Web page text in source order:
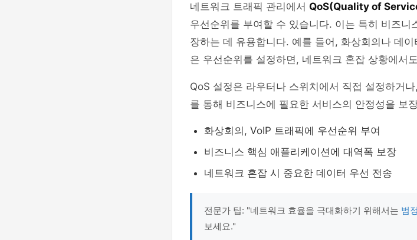
네트워크 트래픽 관리에서 QoS(Quality of
우선순위를 부여할 수 있습니다. 이는 특히 비즈
장하는 데 유용합니다. 예를 들어, 화상회의나 데
은 우선순위를 설정하면, 네트워크 혼잡 상황에서
QoS 설정은 라우터나 스위치에서 직접 설정하거
를 통해 비즈니스에 필요한 서비스의 안정성을 보
화상회의, VoIP 트래픽에 우선순위 부여
비즈니스 핵심 애플리케이션에 대역폭 보장
네트워크 혼잡 시 중요한 데이터 우선 전송
전문가 팁: "네트워크 효율을 극대화하기 위해서는 범
보세요."